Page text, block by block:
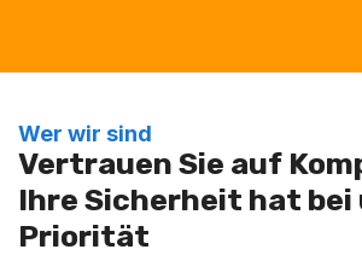
Wer wir sind
Vertrauen Sie auf
Ihre Sicherheit hat bei
Priorität